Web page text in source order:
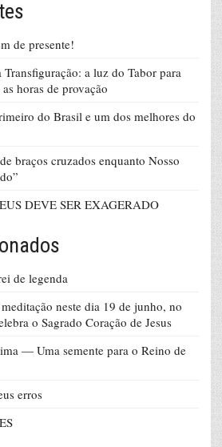
de presente!
Transfiguração: a luz do Tabor para
horas de provação
do Brasil e um dos melhores do
braços cruzados enquanto Nosso
DEVE SER EXAGERADO
de legenda
neste dia 19 de junho, no
o Sagrado Coração de Jesus
— Uma semente para o Reino de
erros